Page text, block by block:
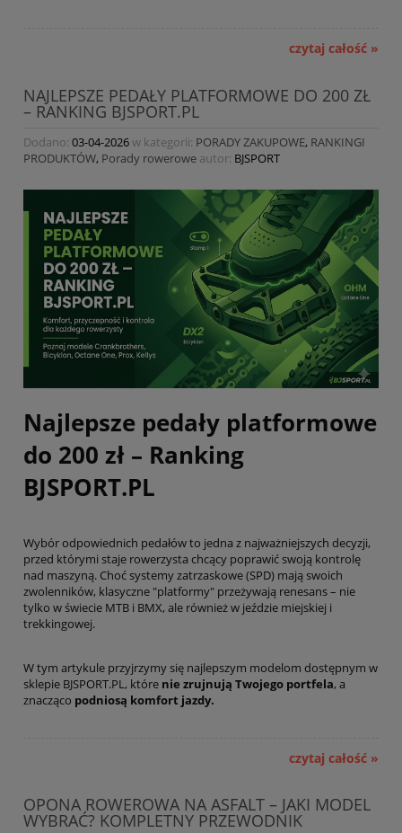
czytaj całość »
NAJLEPSZE PEDAŁY PLATFORMOWE DO 200 ZŁ
– RANKING BJSPORT.PL
Dodano: 03-04-2026w kategorii: PORADY ZAKUPOWE, RANKINGI
PRODUKTÓW, Porady rowerowe autor: BJSPORT
Najlepsze pedały platformowe
do 200 zł – Ranking
BJSPORT.PL
Wybór odpowiednich pedałów to jedna z najważniejszych decyzji,
przed którymi staje rowerzysta chcący poprawić swoją kontrolę
nad maszyną. Choć systemy zatrzaskowe (SPD) mają swoich
zwolenników, klasyczne "platformy" przeżywają renesans – nie
tylko w świecie MTB i BMX, ale również w jeździe miejskiej i
trekkingowej.
W tym artykule przyjrzymy się najlepszym modelom dostępnym w
sklepie BJSPORT.PL, które nie zrujnują Twojego portfela, a
znacząco podniosą komfort jazdy.
czytaj całość »
OPONA ROWEROWA NA ASFALT – JAKI MODEL
WYBRAĆ? KOMPLETNY PRZEWODNIK